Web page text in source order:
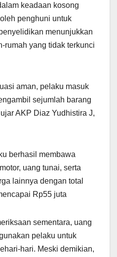
keadaan kosong
penghuni untuk
menunjukkan
rumah yang tidak terkunci
aman, pelaku masuk
sejumlah barang
AKP Diaz Yudhistira J,
berhasil membawa
uang tunai, serta
lainnya dengan total
Rp55 juta
sementara, uang
pelaku untuk
hari. Meski demikian,